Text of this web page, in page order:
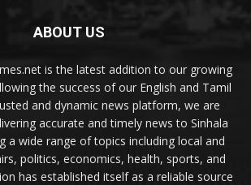
ABOUT US
is the latest addition to our growing
the success of our English and Tamil
and dynamic news platform, we are
accurate and timely news to Sinhala
a wide range of topics including local and
politics, economics, health, sports, and
has established itself as a reliable source